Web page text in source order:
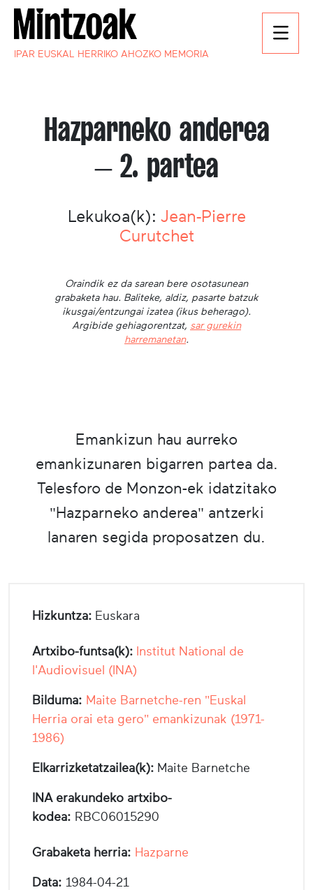
IPAR EUSKAL HERRIKO AHOZKO MEMORIA
Hazparneko anderea
– 2. partea
Lekukoa(k): Jean-Pierre
Curutchet
Oraindik ez da sarean bere osotasunean
grabaketa hau. Baliteke, aldiz, pasarte batzuk
ikusgai/entzungai izatea (ikus beherago).
Argibide gehiagorentzat, sar gurekin
harremanetan.
Emankizun hau aurreko
emankizunaren bigarren partea da.
Telesforo de Monzon-ek idatzitako
"Hazparneko anderea" antzerki
lanaren segida proposatzen du.
Hizkuntza: Euskara
Artxibo-funtsa(k): Institut National de
l'Audiovisuel (INA)
Bilduma: Maite Barnetche-ren "Euskal
Herria orai eta gero" emankizunak (1971-
1986)
Elkarrizketatzailea(k): Maite Barnetche
INA erakundeko artxibo-
kodea: RBC06015290
Grabaketa herria: Hazparne
Data: 1984-04-21